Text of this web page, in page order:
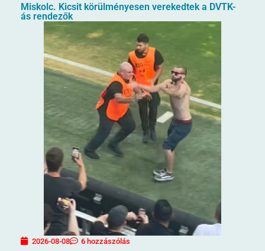
Miskolc. Kicsit körülményesen verekedtek a DVTK-
ás rendezők
2026-08-08 6 hozzászólás